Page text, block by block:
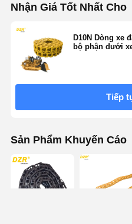
Nhận Giá Tốt Nhất Cho
D10N Dòng xe
bộ phận dưới
Tiếp
Sản Phẩm Khuyến Cáo